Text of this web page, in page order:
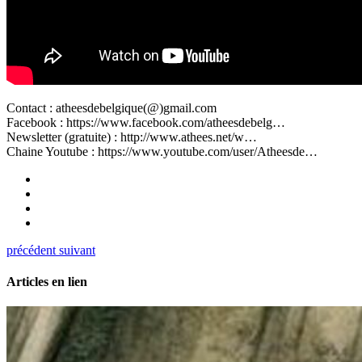
Contact : atheesdebelgique(@)gmail.com
Facebook : https://www.facebook.com/atheesdebelg…
Newsletter (gratuite) : http://www.athees.net/w…
Chaine Youtube : https://www.youtube.com/user/Atheesde…
précédent suivant
Articles en lien